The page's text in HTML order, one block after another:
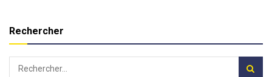
Rechercher